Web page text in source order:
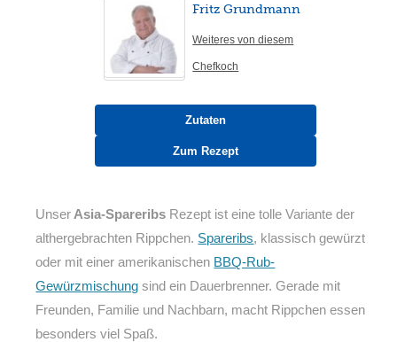
Fritz Grundmann
Weiteres von diesem
Chefkoch
Zutaten
Zum Rezept
Unser Asia-Spareribs Rezept ist eine tolle Variante der
althergebrachten Rippchen. Spareribs, klassisch gewürzt
oder mit einer amerikanischen BBQ-Rub-
Gewürzmischung sind ein Dauerbrenner. Gerade mit
Freunden, Familie und Nachbarn, macht Rippchen essen
besonders viel Spaß.